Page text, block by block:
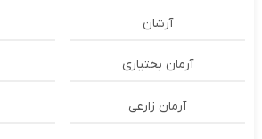
آرشان
آرمان بختیاری
آرمان زارعی